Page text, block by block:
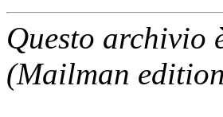
Questo archivio
(Mailman